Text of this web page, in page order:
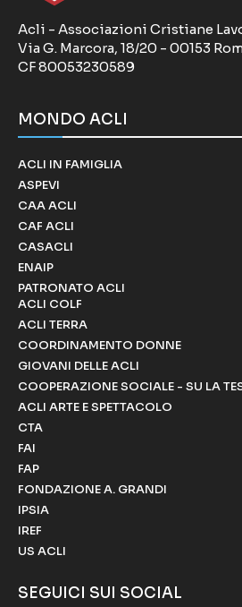
Acli - Associazioni Cristiane
Via G. Marcora, 18/20 - 00153
CF 80053230589
MONDO ACLI
ACLI IN FAMIGLIA
ASPEVI
CAA ACLI
CAF ACLI
CASACLI
ENAIP
PATRONATO ACLI
ACLI COLF
ACLI TERRA
COORDINAMENTO DONNE
GIOVANI DELLE ACLI
COOPERAZIONE SOCIALE - SU LA
ACLI ARTE E SPETTACOLO
CTA
FAI
FAP
FONDAZIONE A. GRANDI
IPSIA
IREF
US ACLI
SEGUICI SUI SOCIAL